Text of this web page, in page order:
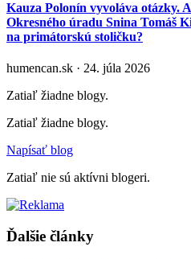
Kauza Polonín vyvoláva otázky.
Okresného úradu Snina Tomáš
na primátorskú stoličku?
humencan.sk · 24. júla 2026
Zatiaľ žiadne blogy.
Zatiaľ žiadne blogy.
Napísať blog
Zatiaľ nie sú aktívni blogeri.
Ďalšie články